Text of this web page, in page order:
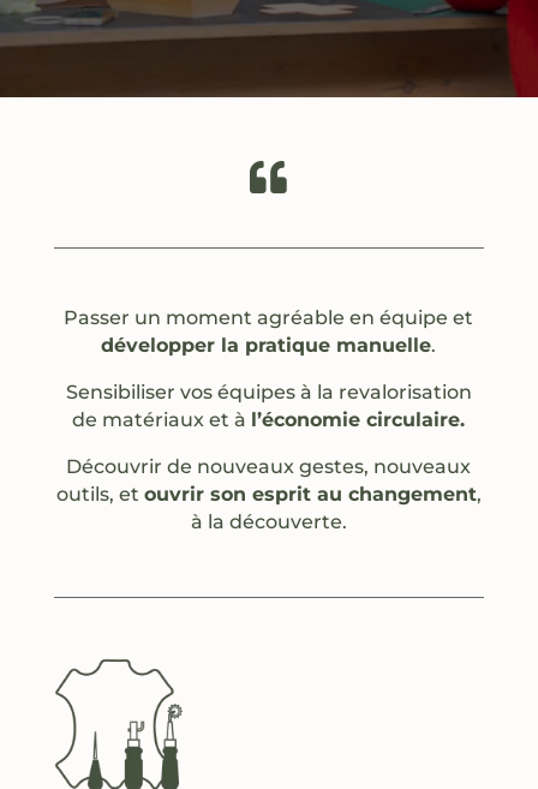

Passer un moment agréable en équipe et
développer la pratique manuelle.
Sensibiliser vos équipes à la revalorisation
de matériaux et à l’économie circulaire.
Découvrir de nouveaux gestes, nouveaux
outils, et ouvrir son esprit au changement,
à la découverte.